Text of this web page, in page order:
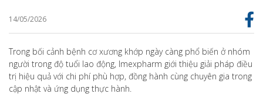
14/05/2026
Trong bối cảnh bệnh cơ xương khớp ngày càng phổ biến ở nhóm
người trong độ tuổi lao động, Imexpharm giới thiệu giải pháp điều
trị hiệu quả với chi phí phù hợp, đồng hành cùng chuyên gia trong
cập nhật và ứng dụng thực hành.